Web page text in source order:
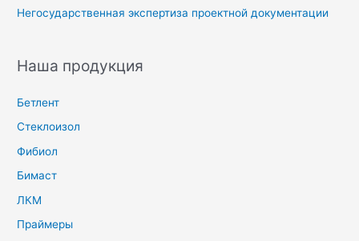
Негосударственная экспертиза проектной документации
Наша продукция
Бетлент
Стеклоизол
Фибиол
Бимаст
ЛКМ
Праймеры